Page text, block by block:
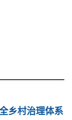
乡村治理体系